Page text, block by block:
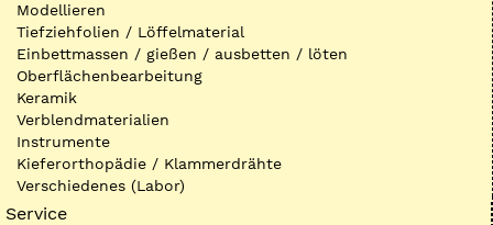
Modellieren
Tiefziehfolien / Löffelmaterial
Einbettmassen / gießen / ausbetten / löten
Oberflächenbearbeitung
Keramik
Verblendmaterialien
Instrumente
Kieferorthopädie / Klammerdrähte
Verschiedenes (Labor)
Service